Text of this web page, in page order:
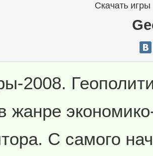
Скачать
2008.
жанре
С самого